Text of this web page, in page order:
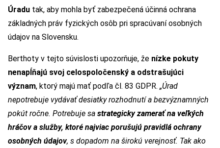
Úradu tak, aby mohla byť zabezpečená účinná ochrana
základných práv fyzických osôb pri spracúvaní osobných
údajov na Slovensku.
Berthoty v tejto súvislosti upozorňuje, že nízke pokuty
nenapĺňajú svoj celospoločenský a odstrašujúci
význam, ktorý majú mať podľa čl. 83 GDPR. „Úrad
nepotrebuje vydávať desiatky rozhodnutí a bezvýznamných
pokút ročne. Potrebuje sa strategicky zamerať na veľkých
hráčov a služby, ktoré najviac porušujú pravidlá ochrany
osobných údajov, s dopadom na širokú verejnosť. Tak ako